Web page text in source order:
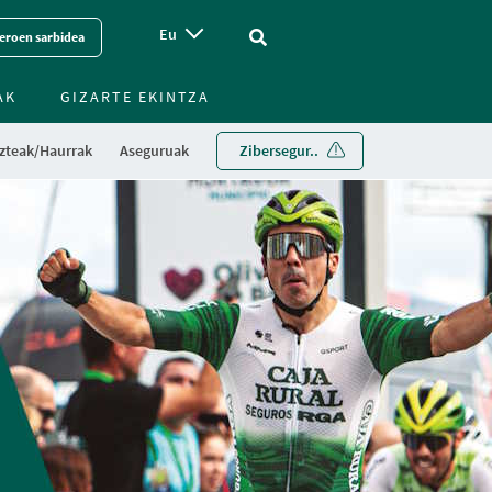
sarbidea Eu Vinculo - Buscar en la web
Haurrak Aseguruak Zibersegur..
GIZARTE EKINTZA